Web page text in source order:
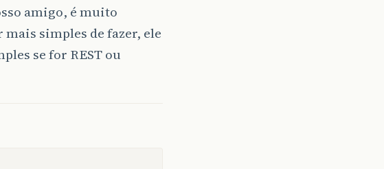
amigo, é muito
simples de fazer, ele
se for REST ou